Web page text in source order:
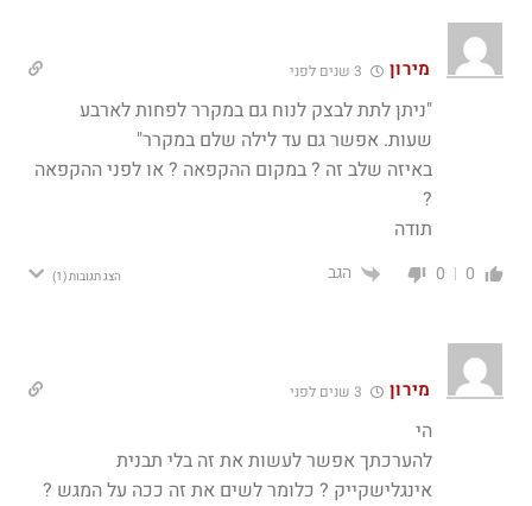
מירון
"ניתן לתת לבצק לנוח גם במקרר לפחות לארבע
שעות. אפשר גם עד לילה שלם במקרר"
באיזה שלב זה ? במקום ההקפאה ? או לפני ההקפאה
?
תודה
0
0 הגב הצג תגובות(1)
מירון
הי
להערכתך אפשר לעשות את זה בלי תבנית
אינגלישקייק ? כלומר לשים את זה ככה על המגש ?